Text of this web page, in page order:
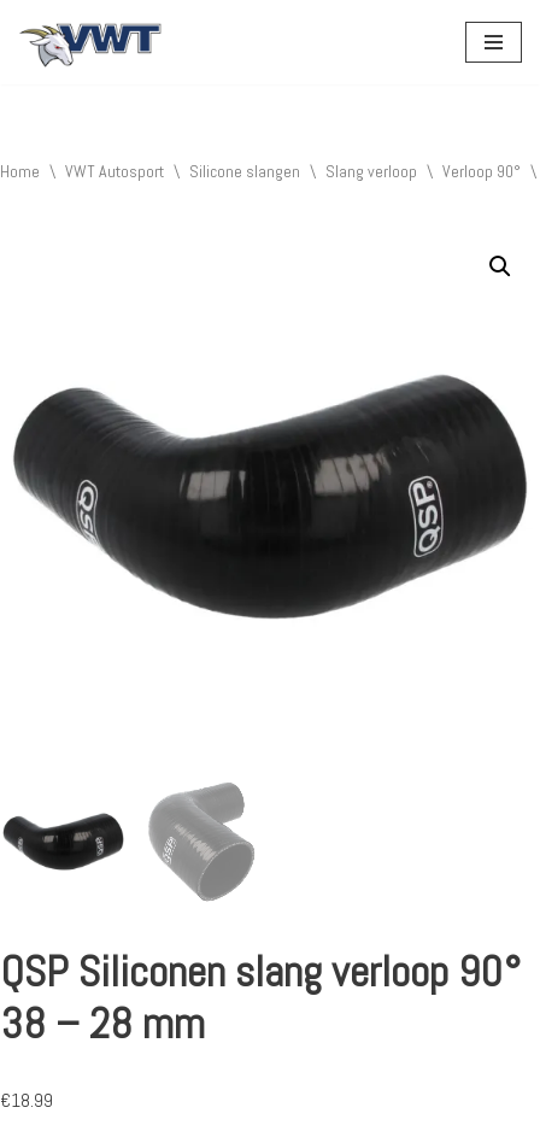
Home \ VWT Autosport \ Silicone slangen \ Slang verloop \ Verloop 90° \
QSP Siliconen slang verloop 90°
38 – 28 mm
€18.99